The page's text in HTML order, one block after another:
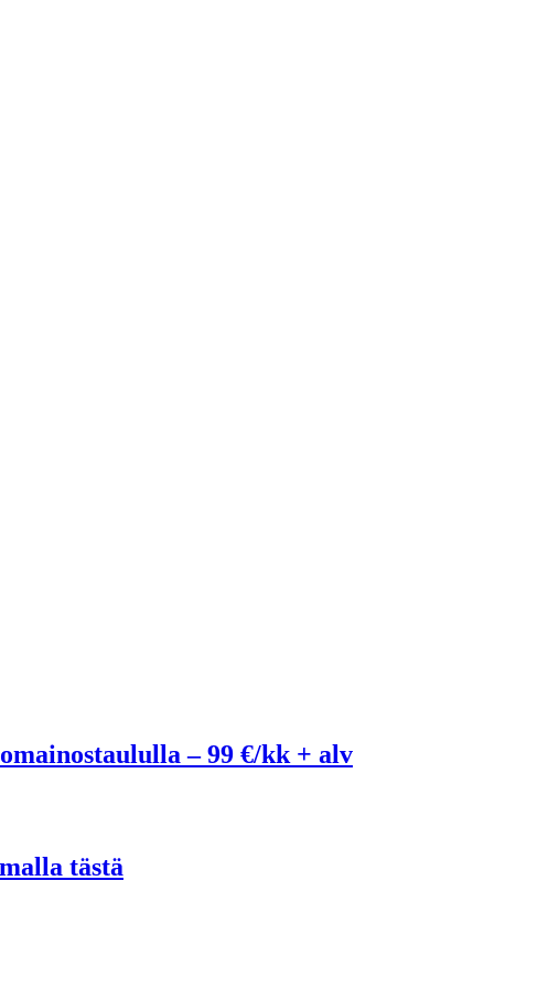
– 99 €/kk + alv
tästä